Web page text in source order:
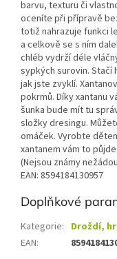
barvu, texturu či
oceníte při přípravě
totiž nahrazuje funkci
a celkově se s ním
chléb vydrží déle
sypkých surovin. Stačí
jak jste zvyklí.
pokrmů. Díky xantanu
šunka bude mít tu
složky dresingu.
omáček. Vyrobte
xantanem vám to
(Nejsou známy
EAN: 8594184130957
Doplňkové
Kategorie: Droždí,
EAN: